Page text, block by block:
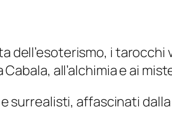
dell’esoterismo, i
all’alchimia e ai
surrealisti, affascinati